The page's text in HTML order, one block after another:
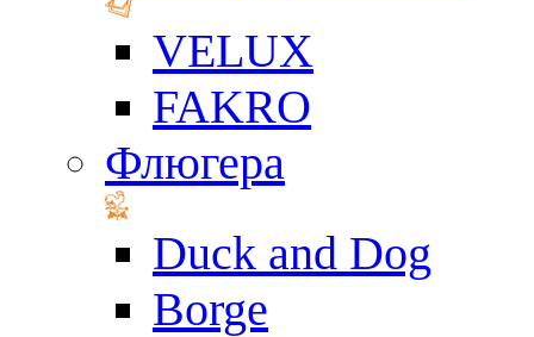
VELUX
FAKRO
Флюгера
Duck and Dog
Borge